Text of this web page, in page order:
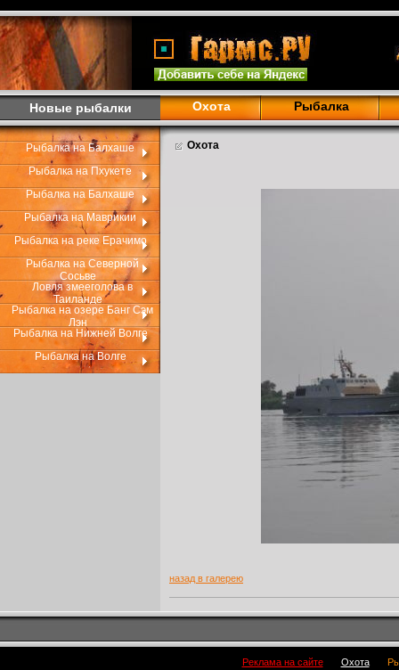
Новые рыбалки Охота Рыбалка
Рыбалка на Балхаше
Рыбалка на Пхукете
Рыбалка на Балхаше
Рыбалка на Маврикии
Рыбалка на реке Ерачимо
Рыбалка на Северной
Сосьве
Ловля змееголова в
Таиланде
Рыбалка на озере Банг Сэм
Лэн
Рыбалка на Нижней Волге
Рыбалка на Волге
Охота
назад в галерею
Реклама на сайте Охота